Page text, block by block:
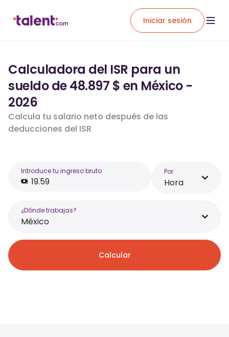
Iniciar sesión
Calculadora del ISR para un
sueldo de 48.897 $ en México -
2026
Calcula tu salario neto después de las
deducciones del ISR
Introduce tu ingreso bruto Por
Hora
¿Dónde trabajas?
México
Calcular